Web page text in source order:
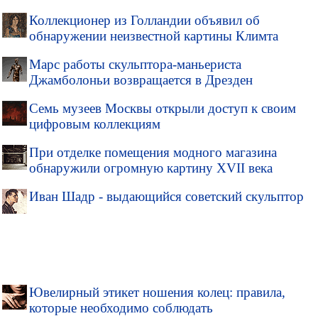
Коллекционер из Голландии объявил об
обнаружении неизвестной картины Климта
Марс работы скульптора-маньериста
Джамболоньи возвращается в Дрезден
Семь музеев Москвы открыли доступ к своим
цифровым коллекциям
При отделке помещения модного магазина
обнаружили огромную картину XVII века
Иван Шадр - выдающийся советский скульптор
Ювелирный этикет ношения колец: правила,
которые необходимо соблюдать